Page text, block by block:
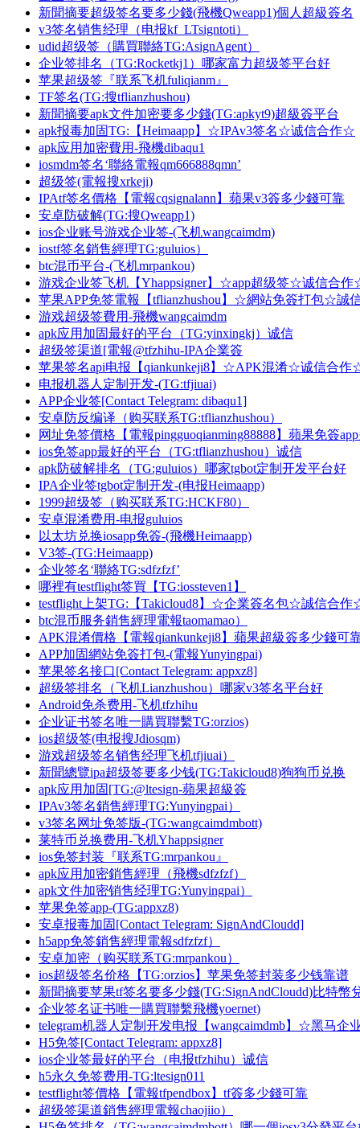
新聞摘要超级签名要多少錢(飛機Qweapp1)個人超級簽名
v3签名销售经理（电报kf_LTsigntoti）
udid超级签（購買聯絡TG:AsignAgent）
企业签排名（TG:Rocketkj1）哪家富力超级签平台好
苹果超级签『联系飞机fuliqianm』
TF签名(TG:搜tflianzhushou)
新聞摘要apk文件加密要多少錢(TG:apkyt9)超級簽平台
apk报毒加固TG:【Heimaapp】☆IPAv3签名☆诚信合作☆
apk应用加密費用-飛機dibaqu1
iosmdm签名‘聯絡電報qm666888qmn’
超级签(電報搜xrkeji)
IPAtf签名價格【電報cqsignalann】蘋果v3簽多少錢可靠
安卓防破解(TG:搜Qweapp1)
ios企业账号游戏企业签-(飞机wangcaimdm)
iostf签名銷售經理TG:guluios）
btc混币平台-(飞机mrpankou)
游戏企业签飞机【Yhappsigner】☆app超级签☆诚信合
苹果APP免签電報【tflianzhushou】☆網站免簽打包☆誠
游戏超级签費用-飛機wangcaimdm
apk应用加固最好的平台（TG:yinxingkj）诚信
超级签渠道[電報@tfzhihu-IPA企業簽
苹果签名api电报【qiankunkeji8】☆APK混淆☆诚信合作
电报机器人定制开发-(TG:tfjiuai)
APP企业签[Contact Telegram: dibaqu1]
安卓防反编译（购买联系TG:tflianzhushou）
网址免签價格【電報pingguoqianming88888】蘋果免簽
ios免签app最好的平台（TG:tflianzhushou）诚信
apk防破解排名（TG:guluios）哪家tgbot定制开发平台好
IPA企业签tgbot定制开发-(电报Heimaapp)
1999超级签（购买联系TG:HCKF80）
安卓混淆费用-电报guluios
以太坊兑换iosapp免簽-(飛機Heimaapp)
V3签-(TG:Heimaapp)
企业签名‘聯絡TG:sdfzfzf’
哪裡有testflight签買【TG:iossteven1】
testflight上架TG:【Takicloud8】☆企業簽名包☆誠信合作
btc混币服务銷售經理電報taomamao）
APK混淆價格【電報qiankunkeji8】蘋果超級簽多少錢可
APP加固網站免簽打包-(電報Yunyingpai)
苹果签名接口[Contact Telegram: appxz8]
超级签排名（飞机Lianzhushou）哪家v3签名平台好
Android免杀费用-飞机tfzhihu
企业证书签名唯一購買聯繫TG:orzios)
ios超级签(电报搜Jdiosqm)
游戏超级签名销售经理飞机tfjiuai）
新聞總覽ipa超级签要多少钱(TG:Takicloud8)狗狗币兑换
apk应用加固[TG:@ltesign-蘋果超級簽
IPAv3签名銷售經理TG:Yunyingpai）
v3签名网址免签版-(TG:wangcaimdmbott)
莱特币兑换费用-飞机Yhappsigner
ios免签封装『联系TG:mrpankou』
apk应用加密銷售經理（飛機sdfzfzf）
apk文件加密销售经理TG:Yunyingpai）
苹果免签app-(TG:appxz8)
安卓报毒加固[Contact Telegram: SignAndCloudd]
h5app免签銷售經理電報sdfzfzf）
安卓加密（购买联系TG:mrpankou）
ios超级签名价格【TG:orzios】苹果免签封装多少钱靠谱
新聞摘要苹果tf签名要多少錢(TG:SignAndCloudd)比特幣
企业签名证书唯一購買聯繫飛機yoernet)
telegram机器人定制开发电报【wangcaimdmb】☆黑马
H5免签[Contact Telegram: appxz8]
ios企业签最好的平台（电报tfzhihu）诚信
h5永久免签费用-TG:ltesign011
testflight签價格【電報tfpendbox】tf簽多少錢可靠
超级签渠道銷售經理電報chaojiio）